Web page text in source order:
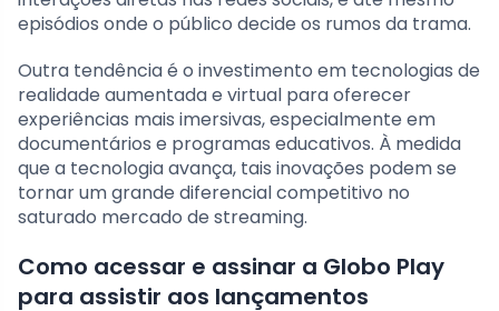
episódios onde o público decide os rumos da trama.
Outra tendência é o investimento em tecnologias de
realidade aumentada e virtual para oferecer
experiências mais imersivas, especialmente em
documentários e programas educativos. À medida
que a tecnologia avança, tais inovações podem se
tornar um grande diferencial competitivo no
saturado mercado de streaming.
Como acessar e assinar a Globo Play
para assistir aos lançamentos